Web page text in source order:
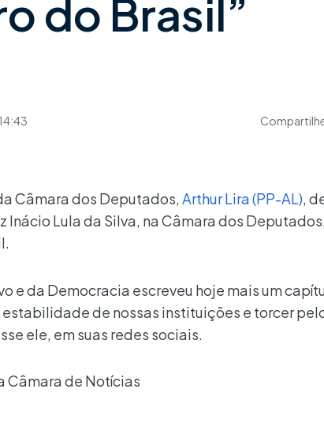
do Brasil”
14:43
Câmara dos Deputados,Arthur Lira (PP-AL),
Inácio Lula da Silva, na Câmara dos
e da Democracia escreveu hoje mais um
de nossas instituições e torcer
ele, em suas redes sociais.
Câmara de Notícias